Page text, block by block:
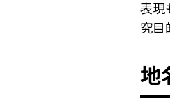
表現
究目
地